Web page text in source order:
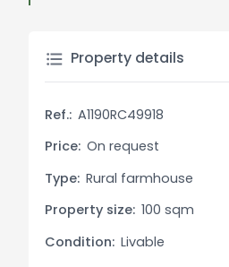
d'acqua privata, offre una
di vivere nella tranquillità
ristrutturazione ma ha un
inclusa la possibilità di
una piscina, questa
una splendida residenza.
Property details
Ref.: A1190RC49918
Price: On request
Type: Rural farmhouse
Property size: 100 sqm
Condition: Livable